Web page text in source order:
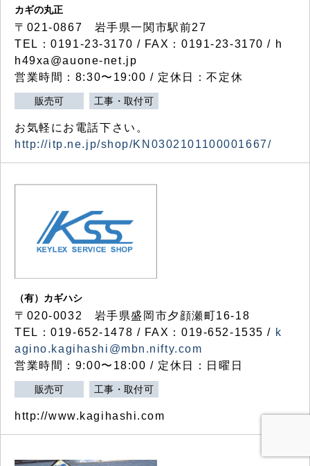
カギの丸正
〒021-0867 岩手県一関市駅前27
TEL：0191-23-3170 / FAX：0191-23-3170 / h
h49xa@auone-net.jp
営業時間：8:30〜19:00 / 定休日：不定休
販売可 工事・取付可
お気軽にお電話下さい。
http://itp.ne.jp/shop/KN0302101100001667/
（有）カギハシ
〒020-0032 岩手県盛岡市夕顔瀬町16-18
TEL：019-652-1478 / FAX：019-652-1535 / k
agino.kagihashi@mbn.nifty.com
営業時間：9:00〜18:00 / 定休日：日曜日
販売可 工事・取付可
http://www.kagihashi.com